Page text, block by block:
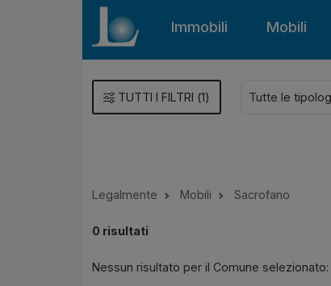
Immobili Mobili
TUTTI I FILTRI (1)
Legalmente Mobili Sacrofano
0 risultati
Nessun risultato per il Comune selezionato: